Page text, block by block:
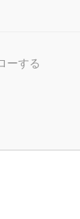
ーする